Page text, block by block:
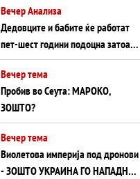
Црното Море...
Вечер Анализа
Дедовците и бабите ќе работат
пет-шест години подоцна затоа
што НЕМААТ ВНУЦИ ДА ГИ
ЗАМЕНАТ
Вечер тема
Пробив во Сеута: МАРОКО,
ЗОШТО?
Вечер тема
Виолетова империја под дронови
- ЗОШТО УКРАИНА ГО НАПАДНА